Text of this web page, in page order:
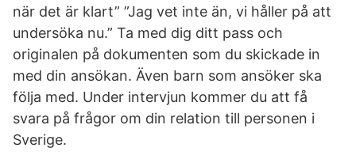
när det är klart” ”Jag vet inte än, vi håller på att
undersöka nu.” Ta med dig ditt pass och
originalen på dokumenten som du skickade in
med din ansökan. Även barn som ansöker ska
följa med. Under intervjun kommer du att få
svara på frågor om din relation till personen i
Sverige.